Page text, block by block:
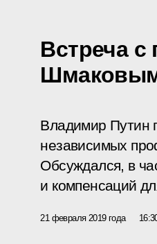
Встреча
Владимир Путин
независимых
Обсуждался, в
и компенсаций
21 февраля 2019 года